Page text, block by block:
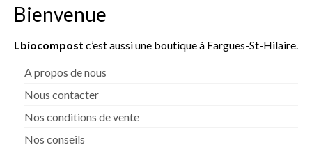
Bienvenue
Lbiocompost c’est aussi une boutique à Fargues-St-Hilaire.
A propos de nous
Nous contacter
Nos conditions de vente
Nos conseils